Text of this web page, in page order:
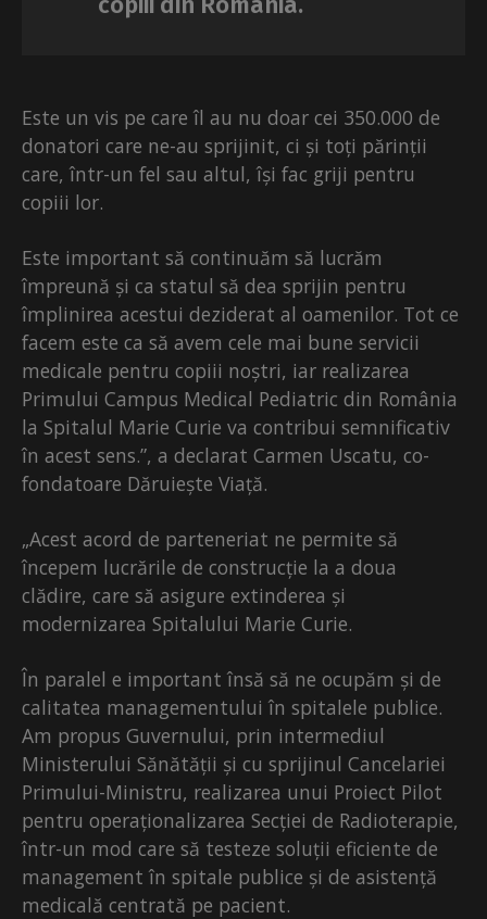
Este un vis pe care îl au nu doar cei 350.000 de
donatori care ne-au sprijinit, ci și toți părinții
care, într-un fel sau altul, își fac griji pentru
copiii lor.
Este important să continuăm să lucrăm
împreună și ca statul să dea sprijin pentru
împlinirea acestui deziderat al oamenilor. Tot ce
facem este ca să avem cele mai bune servicii
medicale pentru copiii noștri, iar realizarea
Primului Campus Medical Pediatric din România
la Spitalul Marie Curie va contribui semnificativ
în acest sens.”, a declarat Carmen Uscatu, co-
fondatoare Dăruiește Viață.
„Acest acord de parteneriat ne permite să
începem lucrările de construcție la a doua
clădire, care să asigure extinderea și
modernizarea Spitalului Marie Curie.
În paralel e important însă să ne ocupăm și de
calitatea managementului în spitalele publice.
Am propus Guvernului, prin intermediul
Ministerului Sănătății și cu sprijinul Cancelariei
Primului-Ministru, realizarea unui Proiect Pilot
pentru operaționalizarea Secției de Radioterapie,
într-un mod care să testeze soluții eficiente de
management în spitale publice și de asistență
medicală centrată pe pacient.